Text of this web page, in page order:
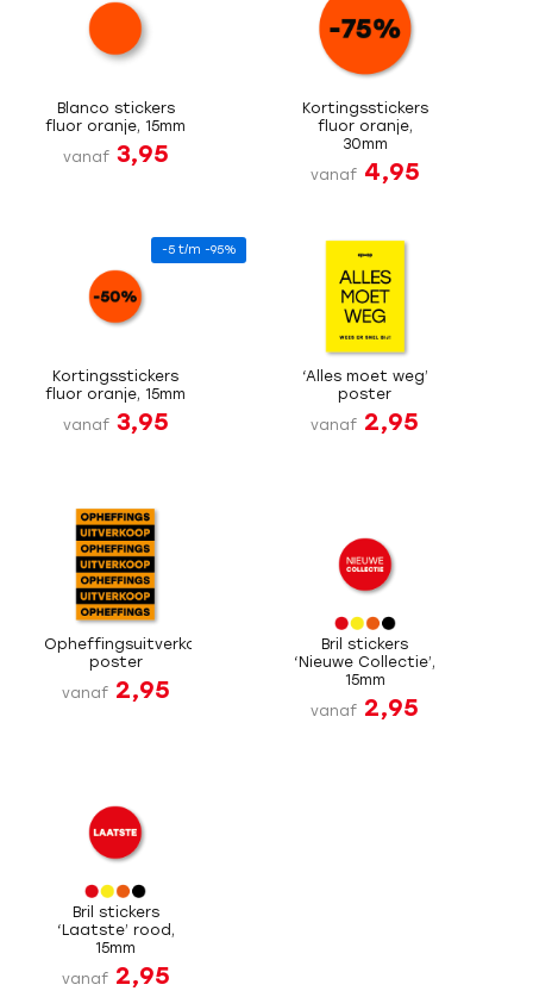
Blanco stickers
fluor oranje, 15mm
vanaf 3,95
Kortingsstickers
fluor oranje,
30mm
vanaf 4,95
-5 t/m -95%
Kortingsstickers
fluor oranje, 15mm
vanaf 3,95
‘Alles moet weg’
poster
vanaf 2,95
Opheffingsuitverkoop
poster
vanaf 2,95
Bril stickers
‘Nieuwe Collectie’,
15mm
vanaf 2,95
Bril stickers
‘Laatste’ rood,
15mm
vanaf 2,95